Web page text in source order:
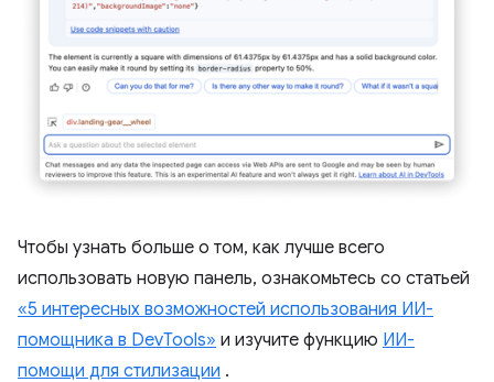
Чтобы узнать больше о том, как лучше всего
использовать новую панель, ознакомьтесь со статьей
«5 интересных возможностей использования ИИ-
помощника в DevTools» и изучите функцию ИИ-
помощи для стилизации .